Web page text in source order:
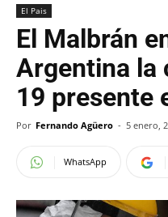
El Pais
El Malbrán
Argentina la
19 presente
Por Fernando Agüero - 5 enero,
WhatsApp